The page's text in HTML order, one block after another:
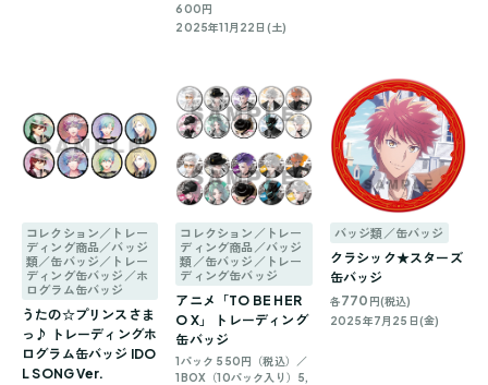
600円
2025年11月22日(土)
コレクション／トレー
ディング商品／バッジ
類／缶バッジ／トレー
ディング缶バッジ／ホ
ログラム缶バッジ
うたの☆プリンスさま
っ♪ トレーディングホ
ログラム缶バッジ IDO
L SONG Ver.
コレクション／トレー
ディング商品／バッジ
類／缶バッジ／トレー
ディング缶バッジ
アニメ「TO BE HER
O X」 トレーディング
缶バッジ
1パック 550円（税込）／
1BOX（10パック入り）5,
バッジ類／缶バッジ
クラシック★スターズ
缶バッジ
各770 円(税込)
2025年7月25日(金)